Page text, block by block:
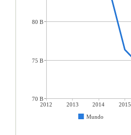
2012 2013 2014 2015
Mundo
80 B
75 B
70 B